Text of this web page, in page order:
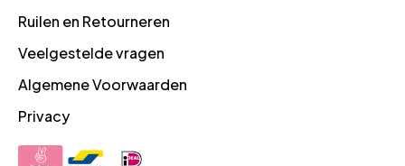
Ruilen en Retourneren
Veelgestelde vragen
Algemene Voorwaarden
Privacy